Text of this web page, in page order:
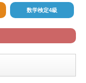
数学検定4級